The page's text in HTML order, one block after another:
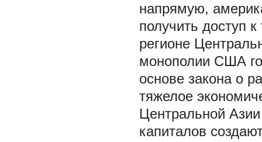
напрямую,
получить доступ
регионе
монополии США
основе закона о
тяжелое
Центральной
капиталов